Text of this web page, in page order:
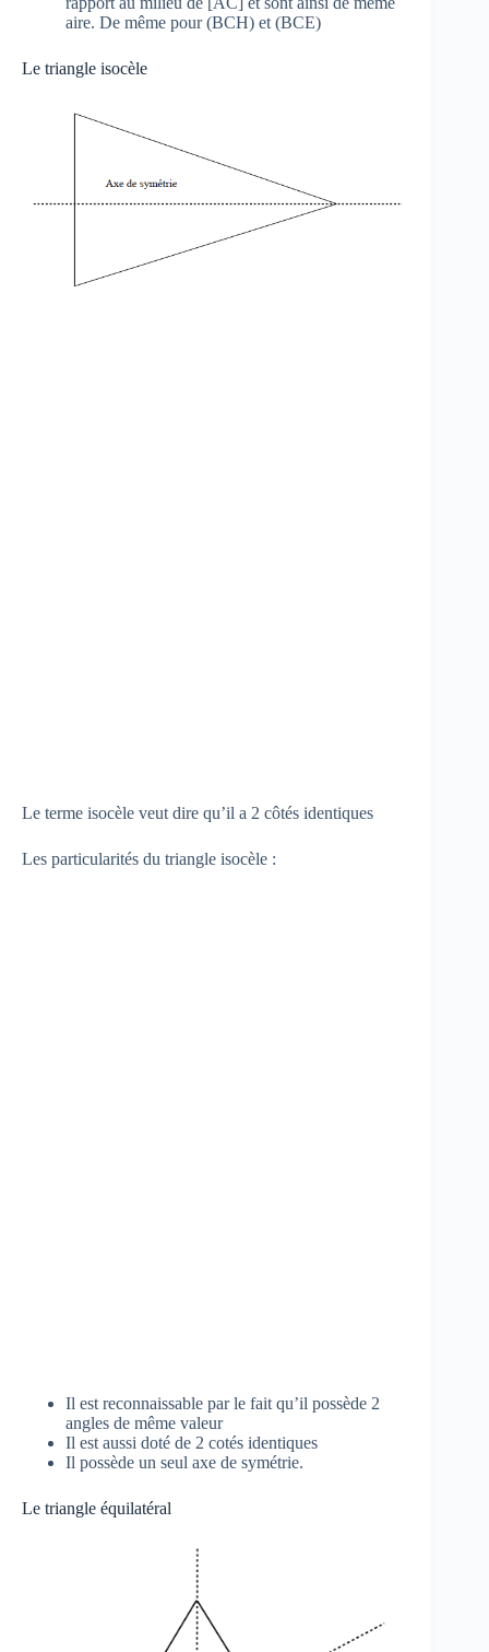
aire. De même pour (BCH) et (BCE)
Le triangle isocèle
Le terme isocèle veut dire qu’il a 2 côtés identiques
Les particularités du triangle isocèle :
Il est reconnaissable par le fait qu’il possède 2
angles de même valeur
Il est aussi doté de 2 cotés identiques
Il possède un seul axe de symétrie.
Le triangle équilatéral